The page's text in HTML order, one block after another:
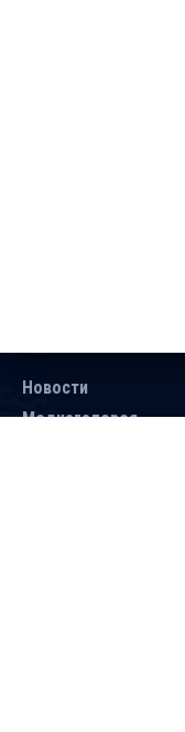
Новости
Медиагалерея